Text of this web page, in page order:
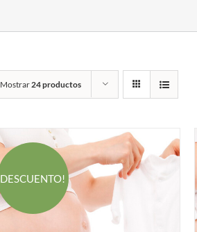
Mostrar24 productos
DESCUENTO!